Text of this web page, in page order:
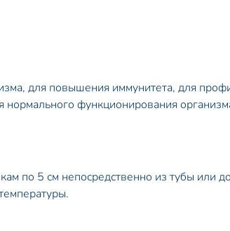
для повышения иммунитета, для
нормального функционирования
по 5 см непосредственно из тубы или